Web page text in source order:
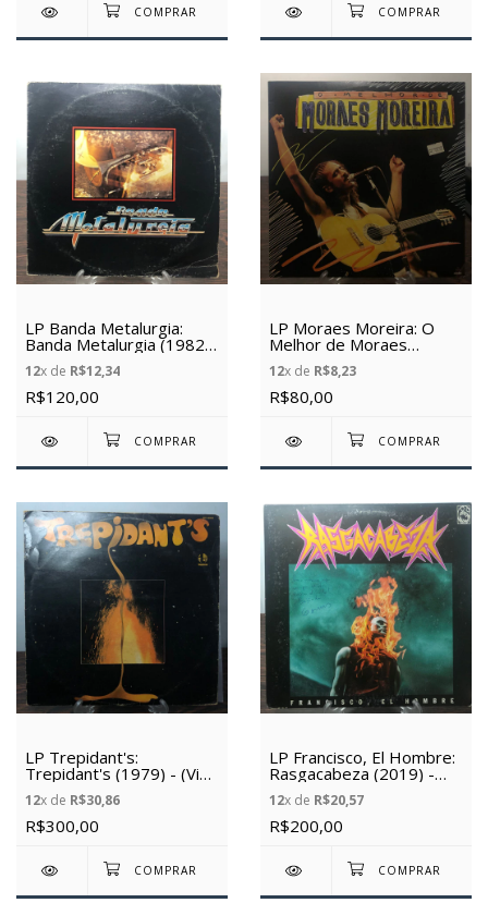
LP Banda Metalurgia:
Banda Metalurgia (1982)
- (Vinil Usado)
12x de R$12,34
R$120,00
LP Moraes Moreira: O
Melhor de Moraes
Moreira - (1986) - (Vinil
Usado)
12x de R$8,23
R$80,00
LP Trepidant's:
Trepidant's (1979) - (Vinil
Usado)
12x de R$30,86
R$300,00
LP Francisco, El Hombre:
Rasgacabeza (2019) -
(Vinil Usado)
12x de R$20,57
R$200,00